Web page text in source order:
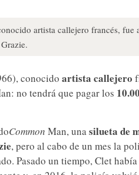
artista callejero francés,
conocido artista callejero
no tendrá que pagar los
Common Man, unasilueta de
, pero al cabo de un mes la
Pasado un tiempo, Clet